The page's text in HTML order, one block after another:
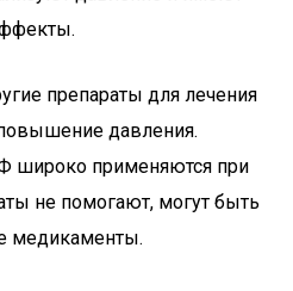
препараты для лечения
давления.
широко применяются при
не помогают, могут быть
медикаменты.